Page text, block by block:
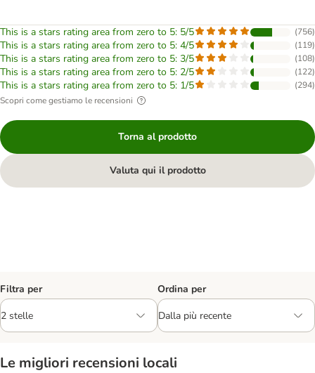
This is a stars rating area from zero to 5: 5/5 (756)
This is a stars rating area from zero to 5: 4/5 (119)
This is a stars rating area from zero to 5: 3/5 (108)
This is a stars rating area from zero to 5: 2/5 (122)
This is a stars rating area from zero to 5: 1/5 (294)
Scopri come gestiamo le recensioni
Torna al prodotto
Valuta qui il prodotto
Filtra per Ordina per
Le migliori recensioni locali